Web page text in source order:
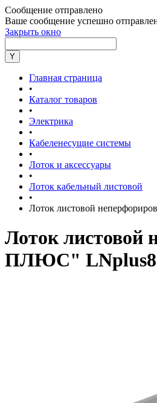
Сообщение отправлено
Ваше сообщение успешно
Закрыть окно
Главная страница
•
Каталог товаров
•
Электрика
•
Кабеленесущие системы
•
Лоток и аксессуары
•
Лоток кабельный листовой
•
Лоток листовой
Лоток
ПЛЮС"